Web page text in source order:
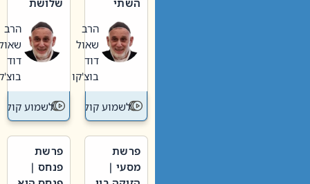
וערב של
חיינו
הרב
שאול
דוד
בוצ'קו
לשמוע קול תורה – מדרש
האבות
הרב
שאול
דוד
בוצ'קו
לשמוע קול
פרשת
מסעי |
פרשת
פנחס |